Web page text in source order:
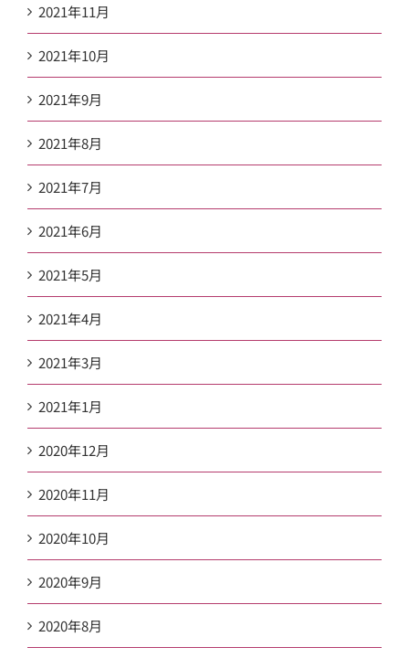
2021年11月
2021年10月
2021年9月
2021年8月
2021年7月
2021年6月
2021年5月
2021年4月
2021年3月
2021年1月
2020年12月
2020年11月
2020年10月
2020年9月
2020年8月